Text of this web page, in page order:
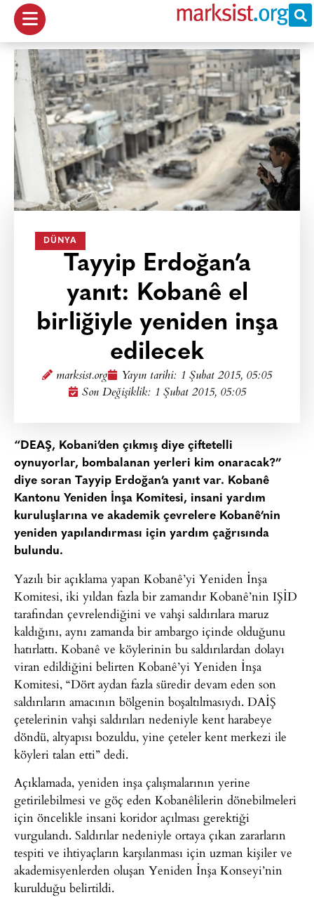
DÜNYA
Tayyip Erdoğan’a
yanıt: Kobanê el
birliğiyle yeniden inşa
edilecek
marksist.org Yayın tarihi: 1 Şubat 2015, 05:05
Son Değişiklik: 1 Şubat 2015, 05:05
“DEAŞ, Kobani’den çıkmış diye çiftetelli
oynuyorlar, bombalanan yerleri kim onaracak?”
diye soran Tayyip Erdoğan’a yanıt var. Kobanê
Kantonu Yeniden İnşa Komitesi, insani yardım
kuruluşlarına ve akademik çevrelere Kobanê’nin
yeniden yapılandırması için yardım çağrısında
bulundu.
Yazılı bir açıklama yapan Kobanê’yi Yeniden İnşa
Komitesi, iki yıldan fazla bir zamandır Kobanê’nin IŞİD
tarafından çevrelendiğini ve vahşi saldırılara maruz
kaldığını, aynı zamanda bir ambargo içinde olduğunu
hatırlattı. Kobanê ve köylerinin bu saldırılardan dolayı
viran edildiğini belirten Kobanê’yi Yeniden İnşa
Komitesi, “Dört aydan fazla süredir devam eden son
saldırıların amacının bölgenin boşaltılmasıydı. DAİŞ
çetelerinin vahşi saldırıları nedeniyle kent harabeye
döndü, altyapısı bozuldu, yine çeteler kent merkezi ile
köyleri talan etti” dedi.
Açıklamada, yeniden inşa çalışmalarının yerine
getirilebilmesi ve göç eden Kobanêlilerin dönebilmeleri
için öncelikle insani koridor açılması gerektiği
vurgulandı. Saldırılar nedeniyle ortaya çıkan zararların
tespiti ve ihtiyaçların karşılanması için uzman kişiler ve
akademisyenlerden oluşan Yeniden İnşa Konseyi’nin
kurulduğu belirtildi.